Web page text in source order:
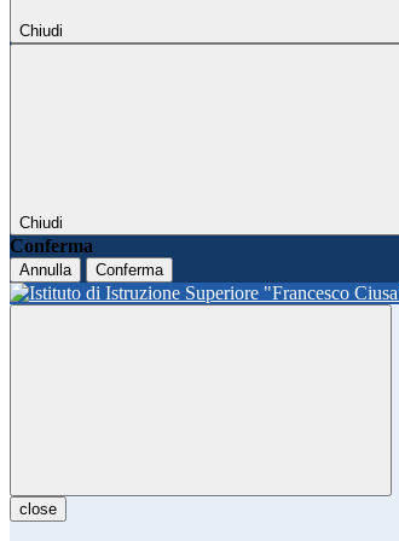
Chiudi
Chiudi
Conferma
Annulla Conferma
close